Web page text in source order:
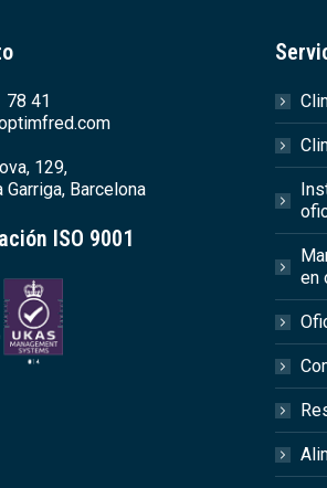
41
129,
Barcelona
ISO 9001
en